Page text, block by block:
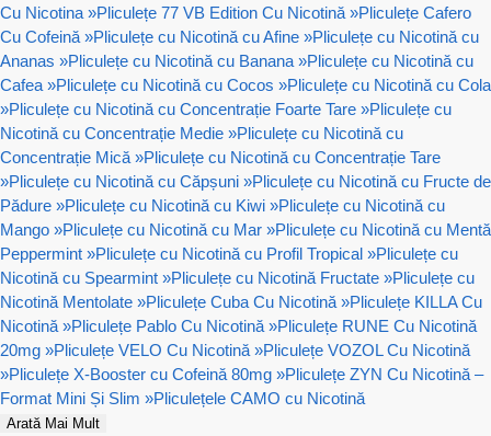
Cu Nicotina »Pliculețe 77 VB Edition Cu Nicotină »Pliculețe Cafero
Cu Cofeină »Pliculețe cu Nicotină cu Afine »Pliculețe cu Nicotină cu
Ananas »Pliculețe cu Nicotină cu Banana »Pliculețe cu Nicotină cu
Cafea »Pliculețe cu Nicotină cu Cocos »Pliculețe cu Nicotină cu Cola
»Pliculețe cu Nicotină cu Concentrație Foarte Tare »Pliculețe cu
Nicotină cu Concentrație Medie »Pliculețe cu Nicotină cu
Concentrație Mică »Pliculețe cu Nicotină cu Concentrație Tare
»Pliculețe cu Nicotină cu Căpșuni »Pliculețe cu Nicotină cu Fructe de
Pădure »Pliculețe cu Nicotină cu Kiwi »Pliculețe cu Nicotină cu
Mango »Pliculețe cu Nicotină cu Mar »Pliculețe cu Nicotină cu Mentă
Peppermint »Pliculețe cu Nicotină cu Profil Tropical »Pliculețe cu
Nicotină cu Spearmint »Pliculețe cu Nicotină Fructate »Pliculețe cu
Nicotină Mentolate »Pliculețe Cuba Cu Nicotină »Pliculețe KILLA Cu
Nicotină »Pliculețe Pablo Cu Nicotină »Pliculețe RUNE Cu Nicotină
20mg »Pliculețe VELO Cu Nicotină »Pliculețe VOZOL Cu Nicotină
»Pliculețe X-Booster cu Cofeină 80mg »Pliculețe ZYN Cu Nicotină –
Format Mini Și Slim »Pliculețele CAMO cu Nicotină
Arată Mai Mult